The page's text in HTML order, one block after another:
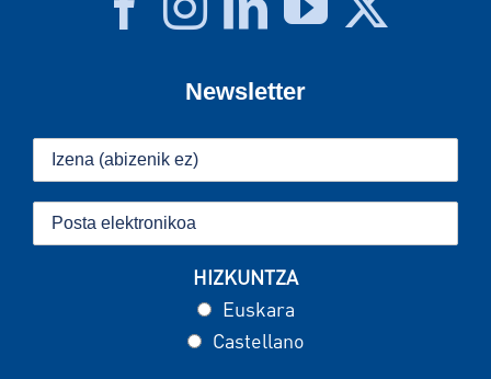
Newsletter
HIZKUNTZA
Euskara
Castellano